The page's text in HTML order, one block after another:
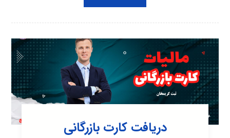
دریافت کارت بازرگانی